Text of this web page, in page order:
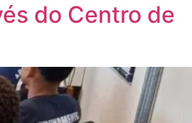
do Centro de